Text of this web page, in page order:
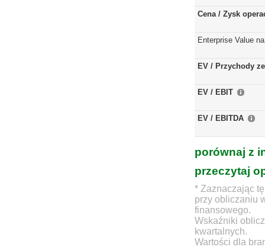
Cena / Zysk
Enterprise Value
EV / Przychody
EV / EBIT
EV / EBITDA
porównaj z
przeczytaj
* Zaznaczając
przy obliczaniu
finansowego.
Wskaźniki
kwartalnych.
Wartości dla